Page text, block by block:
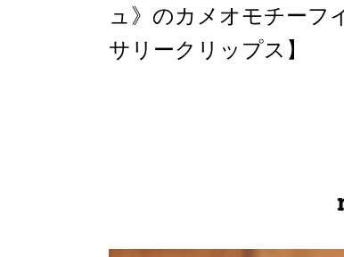
ュ》のカメオモチーフ
サリークリップス】